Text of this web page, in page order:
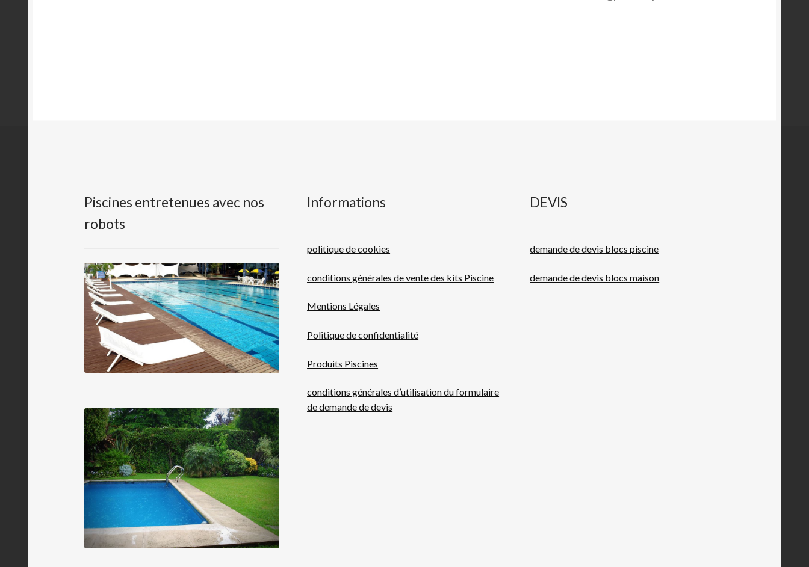
Piscines entretenues avec nos
robots
Informations
politique de cookies
conditions générales de vente des kits Piscine
Mentions Légales
Politique de confidentialité
Produits Piscines
conditions générales d’utilisation du formulaire
de demande de devis
DEVIS
demande de devis blocs piscine
demande de devis blocs maison